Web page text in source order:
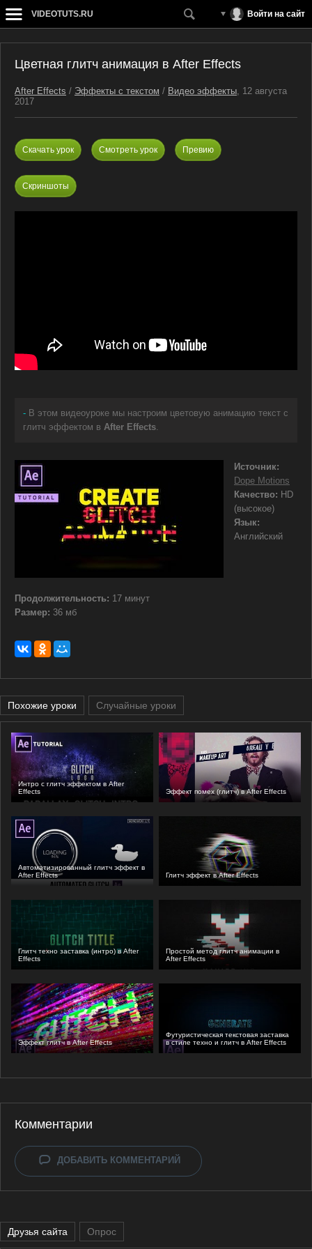
VIDEOTUTS.RU Войти на сайт
Цветная глитч анимация в After Effects
After Effects / Эффекты с текстом / Видео эффекты, 12 августа
2017
Скачать урок Смотреть урок Превию
Скриншоты
- В этом видеоуроке мы настроим цветовую анимацию текст с
глитч эффектом в After Effects.
Источник:
Dope Motions
Качество: HD
(высокое)
Язык:
Английский
Продолжительность: 17 минут
Размер: 36 мб
Похожие уроки Случайные уроки
Интро с глитч эффектом в After
Effects
Эффект помех (глитч) в After Effects
Автоматизированный глитч эффект в
After Effects
Глитч эффект в After Effects
Глитч техно заставка (интро) в After
Effects
Простой метод глитч анимации в
After Effects
Эффект глитч в After Effects
Футуристическая текстовая заставка
в стиле техно и глитч в After Effects
Комментарии
ДОБАВИТЬ КОММЕНТАРИЙ
Друзья сайта Опрос